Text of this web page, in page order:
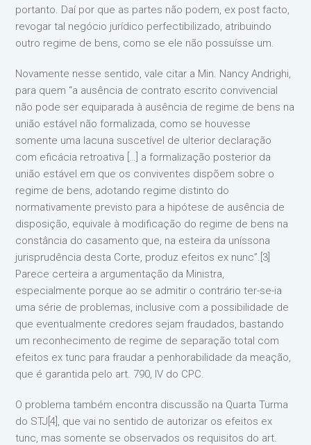
portanto. Daí por que as partes não podem, ex post facto,
revogar tal negócio jurídico perfectibilizado, atribuindo
outro regime de bens, como se ele não possuísse um.
Novamente nesse sentido, vale citar a Min. Nancy Andrighi,
para quem “a ausência de contrato escrito convivencial
não pode ser equiparada à ausência de regime de bens na
união estável não formalizada, como se houvesse
somente uma lacuna suscetível de ulterior declaração
com eficácia retroativa […] a formalização posterior da
união estável em que os conviventes dispõem sobre o
regime de bens, adotando regime distinto do
normativamente previsto para a hipótese de ausência de
disposição, equivale à modificação do regime de bens na
constância do casamento que, na esteira da uníssona
jurisprudência desta Corte, produz efeitos ex nunc”.[3]
Parece certeira a argumentação da Ministra,
especialmente porque ao se admitir o contrário ter-se-ia
uma série de problemas, inclusive com a possibilidade de
que eventualmente credores sejam fraudados, bastando
um reconhecimento de regime de separação total com
efeitos ex tunc para fraudar a penhorabilidade da meação,
que é garantida pelo art. 790, IV do CPC.
O problema também encontra discussão na Quarta Turma
do STJ[4], que vai no sentido de autorizar os efeitos ex
tunc, mas somente se observados os requisitos do art.